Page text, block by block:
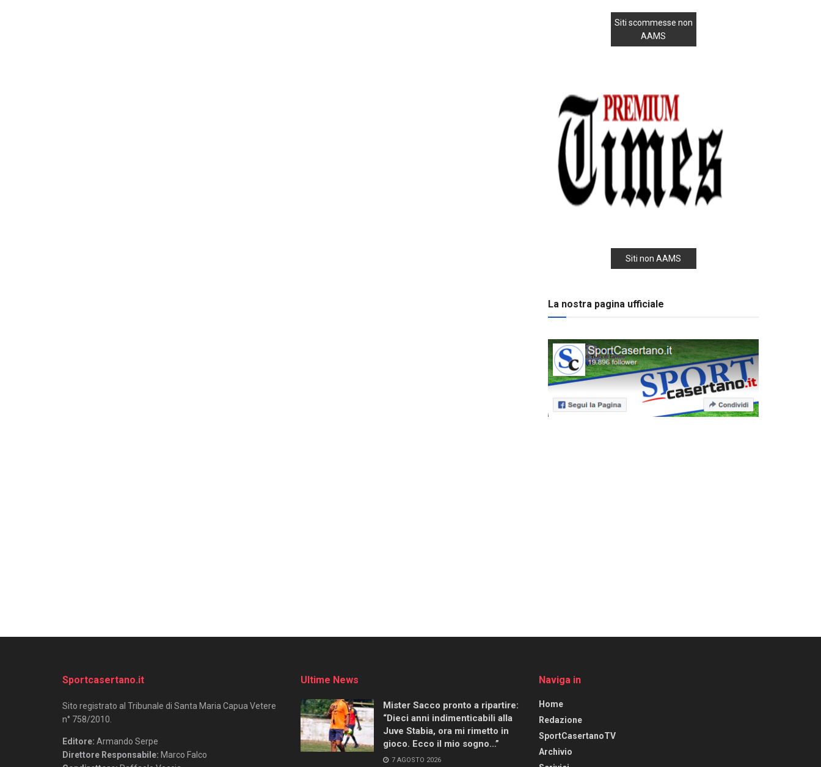
Siti scommesse non
AAMS
Siti non AAMS
La nostra pagina ufficiale
Sportcasertano.it
Sito registrato al Tribunale di Santa Maria Capua Vetere
n° 758/2010.
Editore: Armando Serpe
Direttore Responsabile: Marco Falco
Ultime News
Mister Sacco pronto a ripartire:
“Dieci anni indimenticabili alla
Juve Stabia, ora mi rimetto in
gioco. Ecco il mio sogno…”
7 AGOSTO 2026
Naviga in
Home
Redazione
SportCasertanoTV
Archivio